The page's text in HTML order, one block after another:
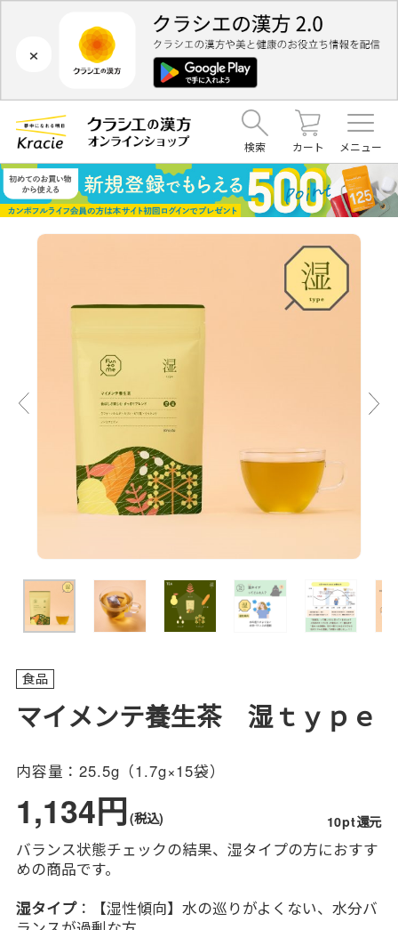
×
検索 カート メニュー
食品
マイメンテ養生茶 湿ｔｙｐｅ
内容量：25.5g（1.7g×15袋）
1,134円(税込) 10pt還元
バランス状態チェックの結果、湿タイプの方におすす
めの商品です。
湿タイプ：【湿性傾向】水の巡りがよくない、水分バ